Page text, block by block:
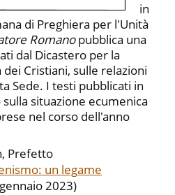
in
di Preghiera per l'Unità
Romanopubblica una
dal Dicastero per la
Cristiani, sulle relazioni
Sede. I testi pubblicati in
situazione ecumenica
nel corso dell'anno
Prefetto
un legame
2023)